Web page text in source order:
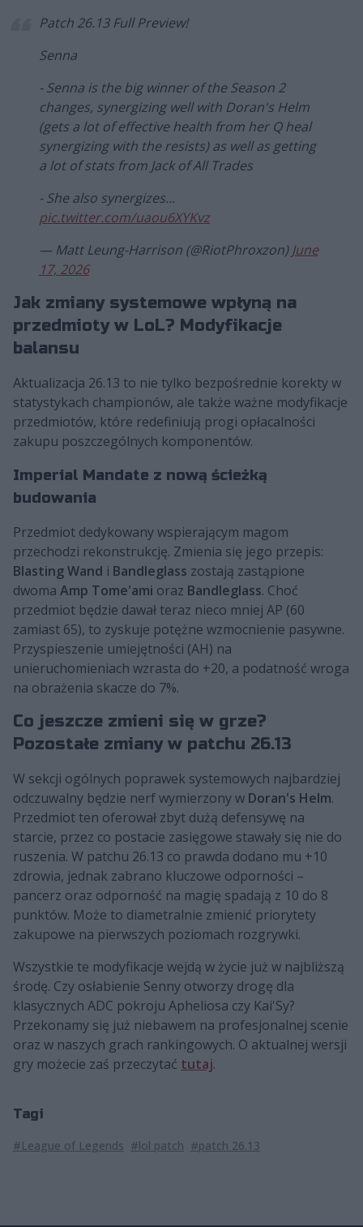
Patch 26.13 Full Preview!
Senna
- Senna is the big winner of the Season 2
changes, synergizing well with Doran's Helm
(gets a lot of effective health from her Q heal
synergizing with the resists) as well as getting
a lot of stats from Jack of All Trades
- She also synergizes…
pic.twitter.com/uaou6XYKvz
— Matt Leung-Harrison (@RiotPhroxzon) June
17, 2026
Jak zmiany systemowe wpłyną na
przedmioty w LoL? Modyfikacje
balansu
Aktualizacja 26.13 to nie tylko bezpośrednie korekty w
statystykach championów, ale także ważne modyfikacje
przedmiotów, które redefiniują progi opłacalności
zakupu poszczególnych komponentów.
Imperial Mandate z nową ścieżką
budowania
Przedmiot dedykowany wspierającym magom
przechodzi rekonstrukcję. Zmienia się jego przepis:
Blasting Wand i Bandleglass zostają zastąpione
dwoma Amp Tome'ami oraz Bandleglass. Choć
przedmiot będzie dawał teraz nieco mniej AP (60
zamiast 65), to zyskuje potężne wzmocnienie pasywne.
Przyspieszenie umiejętności (AH) na
unieruchomieniach wzrasta do +20, a podatność wroga
na obrażenia skacze do 7%.
Co jeszcze zmieni się w grze?
Pozostałe zmiany w patchu 26.13
W sekcji ogólnych poprawek systemowych najbardziej
odczuwalny będzie nerf wymierzony w Doran's Helm.
Przedmiot ten oferował zbyt dużą defensywę na
starcie, przez co postacie zasięgowe stawały się nie do
ruszenia. W patchu 26.13 co prawda dodano mu +10
zdrowia, jednak zabrano kluczowe odporności –
pancerz oraz odporność na magię spadają z 10 do 8
punktów. Może to diametralnie zmienić priorytety
zakupowe na pierwszych poziomach rozgrywki.
Wszystkie te modyfikacje wejdą w życie już w najbliższą
środę. Czy osłabienie Senny otworzy drogę dla
klasycznych ADC pokroju Apheliosa czy Kai'Sy?
Przekonamy się już niebawem na profesjonalnej scenie
oraz w naszych grach rankingowych. O aktualnej wersji
gry możecie zaś przeczytać tutaj.
Tagi
#League of Legends #lol patch #patch 26.13